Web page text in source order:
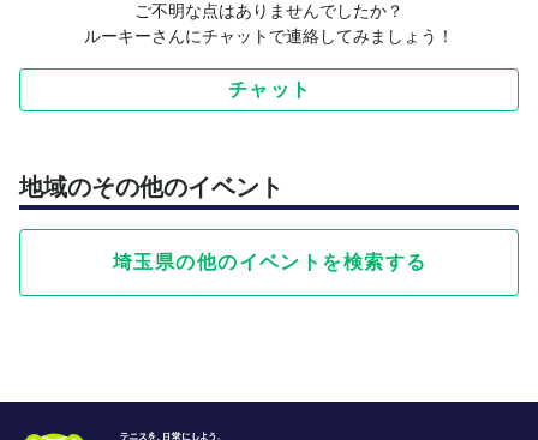
ご不明な点はありませんでしたか？
ルーキーさんにチャットで連絡してみましょう！
チャット
地域のその他のイベント
埼玉県の他のイベントを検索する